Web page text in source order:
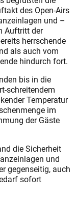
des Open-Airs
und –
Auftritt der
herrschende
als auch vom
hindurch fort.
bis in die
schreitendem
Temperatur
im
der Gäste
die Sicherheit
und
gegenseitig, auch
sofort